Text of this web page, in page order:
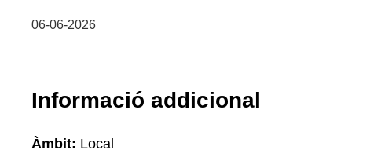
06-06-2026
Informació addicional
Àmbit: Local